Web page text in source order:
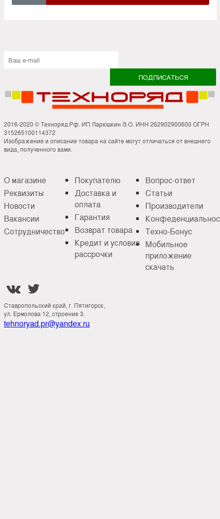
2016-2020 © Техноряд.Рф. ИП Ларюшкин Э.О. ИНН 262902900600 ОГРН
315265100114372
Изображение и описание товара на сайте могут отличаться от внешнего
вида, полученного вами.
О магазине
Реквизиты
Новости
Вакансии
Сотрудничество
Покупателю
Доставка и
оплата
Гарантия
Возврат товара
Кредит и условия
рассрочки
Вопрос-ответ
Статьи
Производители
Техно-Бонус
Мобильное
приложение
скачать
 
Ставропольский край, г. Пятигорск,
ул. Ермолова 12, строение 3.
tehnoryad.pr@yandex.ru